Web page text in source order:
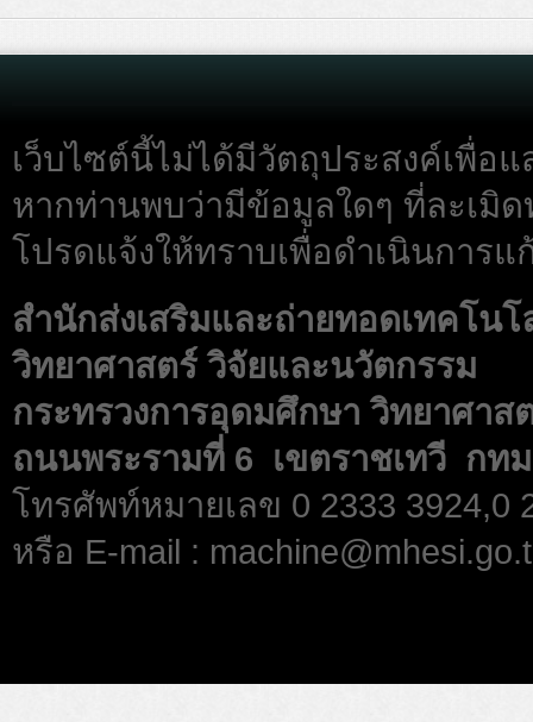
เว็บไซต์นี้ไม่ได้มีวัตถุประสงค์เพื่อแ
หากท่านพบว่ามีข้อมูลใดๆ ที่ละเมิ
โปรดแจ้งให้ทราบเพื่อดำเนินการ
สำนักส่งเสริมและถ่ายทอดเทคโน
วิทยาศาสตร์ วิจัยและนวัตกรรม
กระทรวงการอุดมศึกษา วิทยาศาส
ถนนพระรามที่ 6 เขตราชเทวี กทม
โทรศัพท์หมายเลข 0 2333 3924,0
หรือ E-mail :